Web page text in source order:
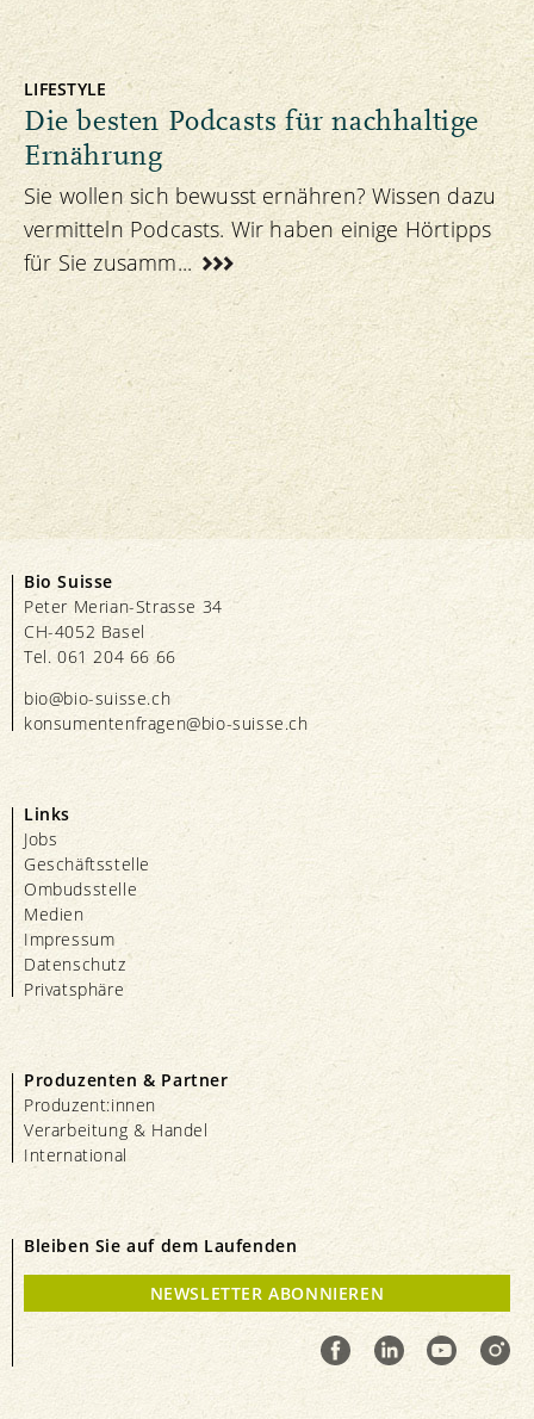
LIFESTYLE
Die besten Podcasts für nachhaltige
Ernährung
Sie wollen sich bewusst ernähren? Wissen dazu
vermitteln Podcasts. Wir haben einige Hörtipps
für Sie zusamm...
Bio Suisse
Peter Merian-Strasse 34
CH-4052 Basel
Tel. 061 204 66 66
bio@bio-suisse.ch
konsumentenfragen@bio-suisse.ch
Links
Jobs
Geschäftsstelle
Ombudsstelle
Medien
Impressum
Datenschutz
Privatsphäre
Produzenten & Partner
Produzent:innen
Verarbeitung & Handel
International
Bleiben Sie auf dem Laufenden
NEWSLETTER ABONNIEREN